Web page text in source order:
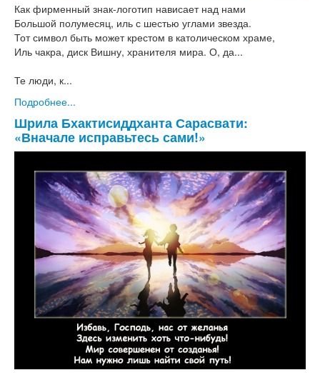
Как фирменный знак-логотип нависает над нами
Большой полумесяц, иль с шестью углами звезда.
Тот символ быть может крестом в католическом храме,
Иль чакра, диск Вишну, хранителя мира. О, да...
Те люди, к...
Подробнее...
Шрила Бхактисиддханта Сарасвати:
«Вначале исправьтесь сами!»